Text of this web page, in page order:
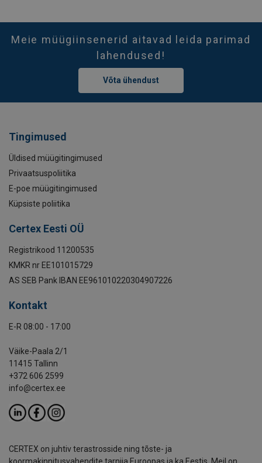
Meie müügiinsenerid aitavad leida parimad
lahendused!
Võta ühendust
Tingimused
Üldised müügitingimused
Privaatsuspoliitika
E-poe müügitingimused
Küpsiste poliitika
Certex Eesti OÜ
Registrikood 11200535
KMKR nr EE101015729
AS SEB Pank IBAN EE961010220304907226
Kontakt
E-R 08:00 - 17:00
Väike-Paala 2/1
11415 Tallinn
+372 606 2599
info@certex.ee
CERTEX on juhtiv terastrosside ning tõste- ja
koormakinnitusvahendite tarnija Euroopas ja ka Eestis. Meil on